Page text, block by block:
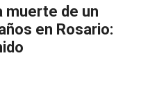
muerte de un
en Rosario: